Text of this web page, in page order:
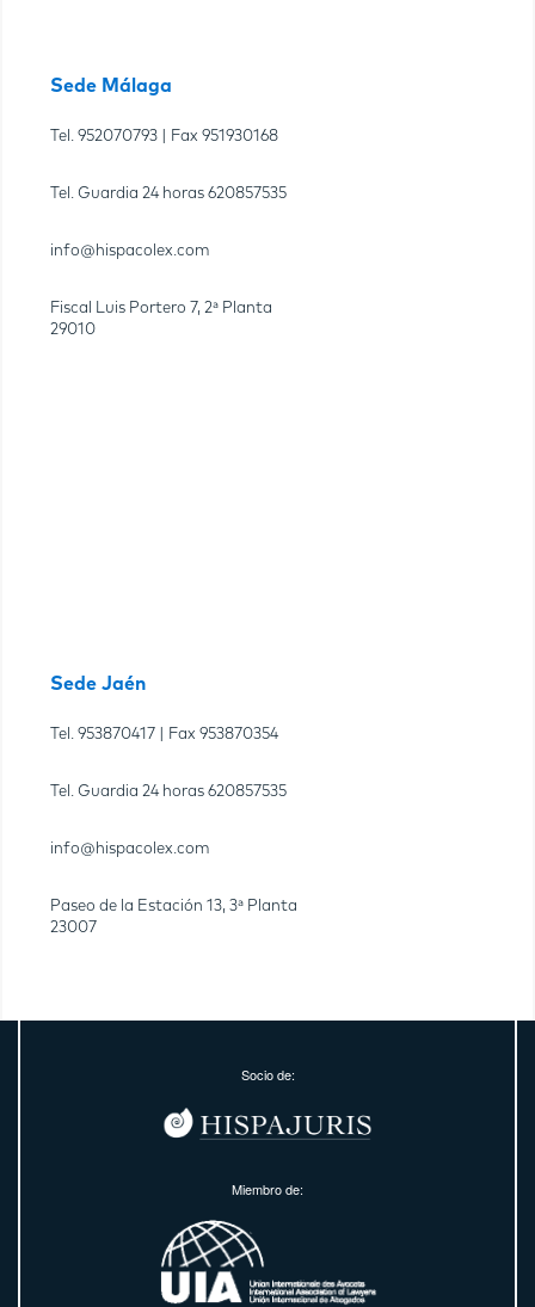
Sede Málaga
Tel. 952070793 | Fax 951930168
Tel. Guardia 24 horas 620857535
info@hispacolex.com
Fiscal Luis Portero 7, 2ª Planta
29010
Sede Jaén
Tel. 953870417 | Fax 953870354
Tel. Guardia 24 horas 620857535
info@hispacolex.com
Paseo de la Estación 13, 3ª Planta
23007
Socio de:
Miembro de: